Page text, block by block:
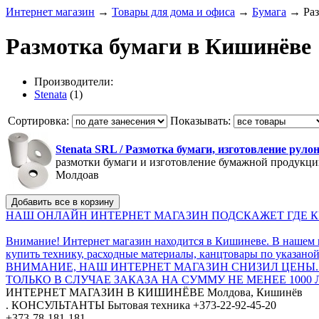
Интернет магазин → Товары для дома и офиса → Бумага →
Размотка бумаги в Кишинёве
Производители:
Stenata (1)
Сортировка: Показывать:
Stenata SRL / Размотка бумаги, изготовление
размотки бумаги и изготовление бумажной
Молдоав
НАШ ОНЛАЙН ИНТЕРНЕТ МАГАЗИН ПОДСКАЖЕТ ГДЕ
Внимание! Интернет магазин находится в Кишиневе. В
купить технику, расходные материалы, канцтовары по
ВНИМАНИЕ, НАШ ИНТЕРНЕТ МАГАЗИН СНИЗИЛ
ТОЛЬКО В СЛУЧАЕ ЗАКАЗА НА СУММУ НЕ МЕНЕЕ 1000
ИНТЕРНЕТ МАГАЗИН В КИШИНЁВЕ Молдова, Кишинёв
. КОНСУЛЬТАНТЫ Бытовая техника +373-22-92-45-20